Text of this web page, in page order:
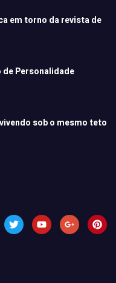
em torno da revista de
Personalidade
sob o mesmo teto